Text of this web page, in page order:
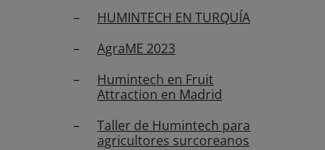
HUMINTECH EN TURQUÍA
AgraME 2023
Humintech en Fruit
Attraction en Madrid
Taller de Humintech para
agricultores surcoreanos